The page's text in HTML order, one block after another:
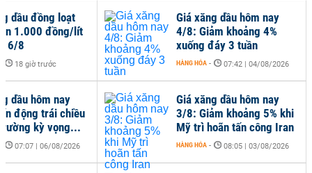
dầu đồng loạt
1.000 đồng/lít
6/8
18 giờ trước
dầu hôm nay
động trái chiều
kỳ vọng...
07:07 | 06/08/2026
Giá xăng dầu hôm nay
4/8: Giảm khoảng 4%
xuống đáy 3 tuần
HÀNG HÓA - 07:42 | 04/08/2026
Giá xăng dầu hôm nay
3/8: Giảm khoảng 5% khi
Mỹ trì hoãn tấn công Iran
HÀNG HÓA - 08:05 | 03/08/2026